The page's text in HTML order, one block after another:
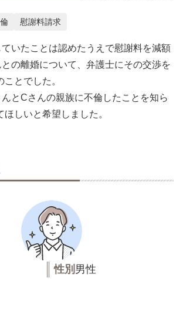
慰謝料請求
いたことは認めたうえで慰謝料を減額
の離婚について、弁護士にその交渉を
とでした。
とCさんの親族に不倫したことを知ら
しいと希望しました。
性別 男性